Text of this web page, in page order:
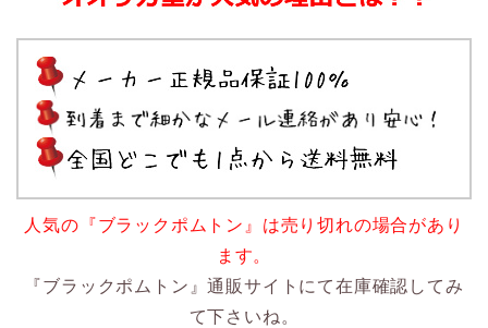
人気の『ブラックポムトン』は売り切れの場合があり
ます。
『ブラックポムトン』通販サイトにて在庫確認してみ
て下さいね。